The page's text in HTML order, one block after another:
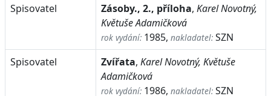
Spisovatel
Zásoby., 2., příloha, Karel Novotný,
Květuše Adamičková
rok vydání: 1985, nakladatel: SZN
Spisovatel
Zvířata, Karel Novotný, Květuše
Adamičková
rok vydání: 1986, nakladatel: SZN